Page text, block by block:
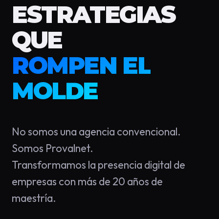
ESTRATEGIAS
QUE
ROMPEN EL
MOLDE
No somos una agencia convencional.
Somos Provalnet.
Transformamos la presencia digital de
empresas con más de 20 años de
maestría.